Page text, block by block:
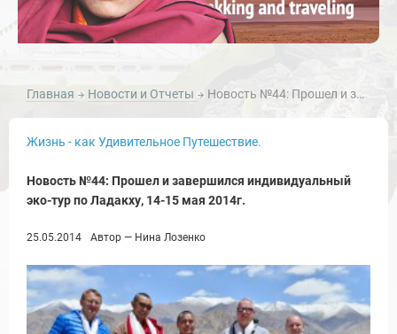
Главная Новости и Отчеты Новость №44: Прошел и завершился индивидуальный эко-тур по Ладакху, 14-15 мая 2014г.
Жизнь - как Удивительное Путешествие.
Новость №44: Прошел и завершился индивидуальный
эко-тур по Ладакху, 14-15 мая 2014г.
25.05.2014 Автор — Нина Лозенко